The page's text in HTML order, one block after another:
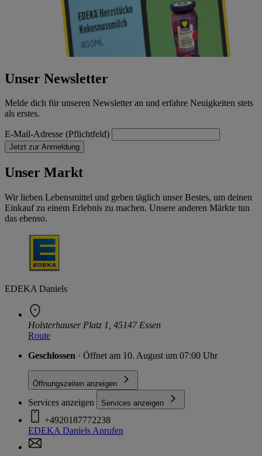
Unser Newsletter
Melde dich für unseren Newsletter an und erfahre Neuigkeiten stets
als erstes.
E-Mail-Adresse (Pflichtfeld)
Jetzt zur Anmeldung
Unser Markt
Wir lieben Lebensmittel und geben täglich unser Bestes, um deinen
Einkauf zu einem Erlebnis zu machen. Unsere anderen Märkte tun
das ebenso.
EDEKA Daniels
Holsterhauser Platz 1, 45147 Essen
Route
Geschlossen · Öffnet am 10. August um 07:00 Uhr
Öffnungszeiten anzeigen
Services anzeigen Services anzeigen
+4920187772238
EDEKA Daniels Anrufen